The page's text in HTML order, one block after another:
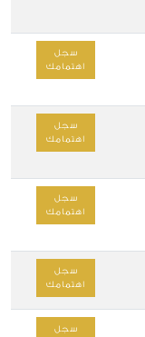
سجل
اهتمامك
سجل
اهتمامك
سجل
اهتمامك
سجل
اهتمامك
سجل